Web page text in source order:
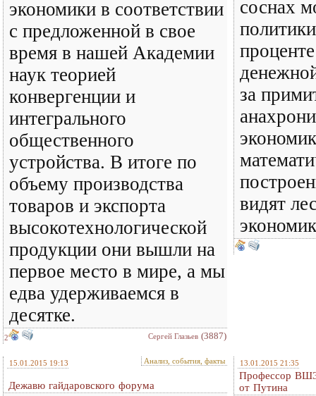
экономики в соответствии
с предложенной в свое
время в нашей Академии
наук теорией
конвергенции и
интегрального
общественного
устройства. В итоге по
объему производства
товаров и экспорта
высокотехнологической
продукции они вышли на
первое место в мире, а мы
едва удерживаемся в
десятке.
2 Сергей Глазьев (3887)
соснах
за
видят
15.01.2015 19:13 Анализ, события, факты
Дежавю гайдаровского форума
13.01.2015 21:35
Профессор ВШЭ
от Путина